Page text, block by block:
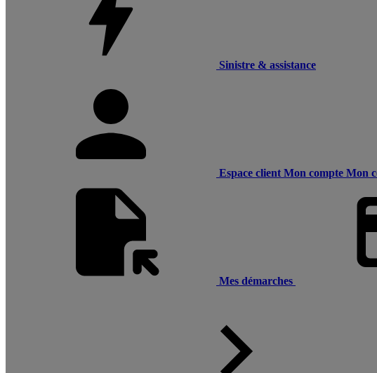
Sinistre & assistance
Espace client Mon compte Mon
Mes démarches